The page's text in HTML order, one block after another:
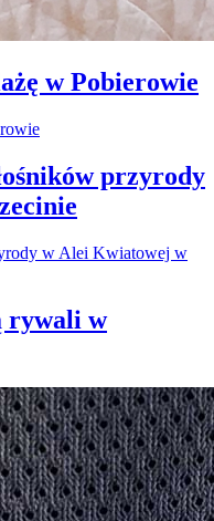
w Pobierowie
przyrody
rywali w